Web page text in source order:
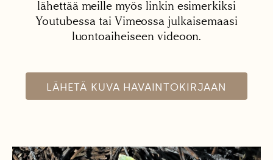
lähettää meille myös linkin esimerkiksi
Youtubessa tai Vimeossa julkaisemaasi
luontoaiheiseen videoon.
LÄHETÄ KUVA HAVAINTOKIRJAAN